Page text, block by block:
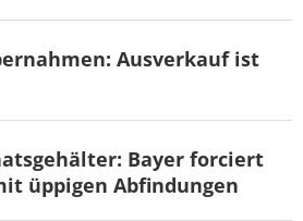
Ausverkauf ist
Bayer forciert
üppigen Abfindungen